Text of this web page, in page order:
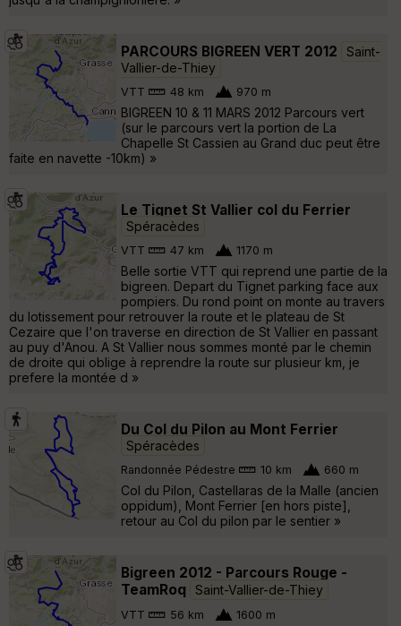
PARCOURS BIGREEN VERT 2012
Saint-
Vallier-de-Thiey
VTT 48 km 970 m
BIGREEN 10 & 11 MARS 2012 Parcours vert
(sur le parcours vert la portion de La
Chapelle St Cassien au Grand duc peut être
faite en navette -10km) »
Le Tignet St Vallier col du Ferrier
Spéracèdes
VTT 47 km 1170 m
Belle sortie VTT qui reprend une partie de la
bigreen. Depart du Tignet parking face aux
pompiers. Du rond point on monte au travers
du lotissement pour retrouver la route et le plateau de St
Cezaire que l'on traverse en direction de St Vallier en passant
au puy d'Anou. A St Vallier nous sommes monté par le chemin
de droite qui oblige à reprendre la route sur plusieur km, je
prefere la montée d »
Du Col du Pilon au Mont Ferrier
Spéracèdes
Randonnée Pédestre 10 km 660 m
Col du Pilon, Castellaras de la Malle (ancien
oppidum), Mont Ferrier [en hors piste],
retour au Col du pilon par le sentier »
Bigreen 2012 - Parcours Rouge -
TeamRoq
Saint-Vallier-de-Thiey
VTT 56 km 1600 m